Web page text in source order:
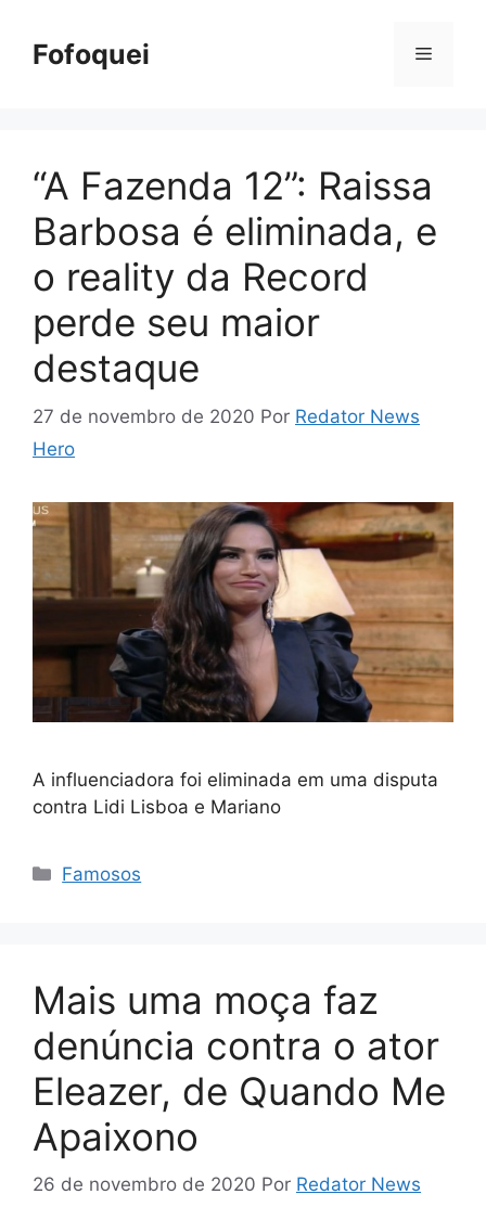
paraFofoquei Menu
“A Fazenda 12”: Raissa
Barbosa é eliminada, e
o reality da Record
perde seu maior
destaque
27 de novembro de 2020 Por Redator News
Hero
A influenciadora foi eliminada em uma disputa
contra Lidi Lisboa e Mariano
Categorias
Famosos
Mais uma moça faz
denúncia contra o ator
Eleazer, de Quando Me
Apaixono
26 de novembro de 2020 Por Redator News